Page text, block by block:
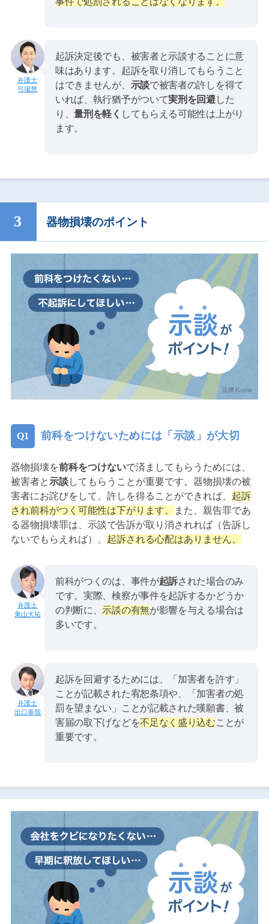
弓場慧
起訴決定後でも、被害者と示談することに意
味はあります。起訴を取り消してもらうこと
はできませんが、 示談で被害者の許しを得て
いれば、執行猶予がついて実刑を回避した
り、量刑を軽く してもらえる可能性は上がり
ます。
器物損壊のポイント
前科をつけないためには「示談」が大切
器物損壊を前科をつけないで済ましてもらうためには、
被害者と示談してもらうことが重要です。器物損壊の被
害者にお詫びをして、許しを得ることができれば、 起訴
され前科がつく可能性は下がります。
また、親告罪であ
る器物損壊罪は、示談で告訴が取り消されれば（告訴し
ないでもらえれば）、 起訴される心配はありません。
東山大祐
前科がつくのは、事件が起訴された場合のみ
です。実際、検察が事件を起訴するかどうか
の判断に、 示談の有無が影響を与える場合は
多いです。
出口泰我
起訴を回避するためには、「加害者を許す」
ことが記載された宥恕条項や、「加害者の処
罰を望まない」ことが記載された嘆願書、被
害届の取下げなどを不足なく盛り込むことが
重要です。